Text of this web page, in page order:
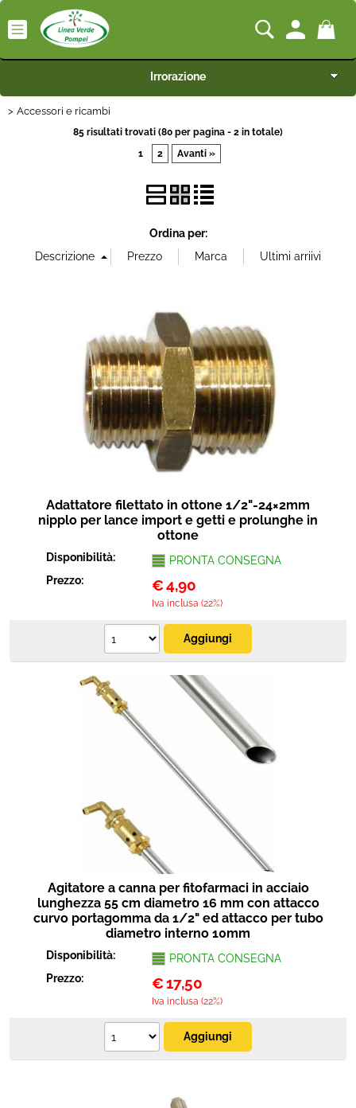
Categoria: Irrorazione
Marca
Misura
Portata
Macchine
Motocoltivatori
Generatori
Irrorazione
Pompe idrauliche
Protezione
Pet Store
Agricoltura
Accessori e ricambi
85 risultati trovati (80 per pagina - 2 in totale)
1
2 Avanti »
Ordina per:
Adattatore filettato in ottone 1/2"-24×2mm
nipplo per lance import e getti e prolunghe in
ottone
Disponibilità:
PRONTA CONSEGNA
Prezzo:
€4,90
Iva inclusa (22%)
Agitatore a canna per fitofarmaci in acciaio
lunghezza 55 cm diametro 16 mm con attacco
curvo portagomma da 1/2" ed attacco per tubo
diametro interno 10mm
Disponibilità:
PRONTA CONSEGNA
Prezzo:
€17,50
Iva inclusa (22%)